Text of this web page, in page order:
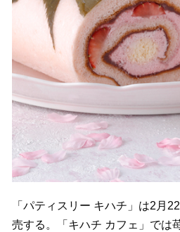
「パティスリー キハチ」は2月
売する。「キハチ カフェ」では